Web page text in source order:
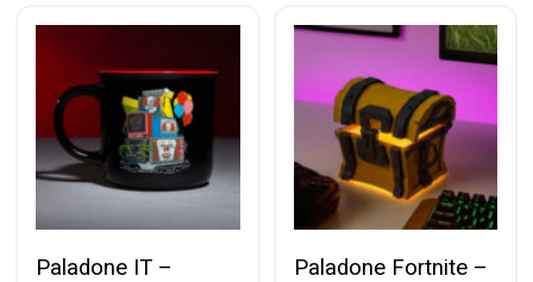
Paladone IT –
Paladone Fortnite –